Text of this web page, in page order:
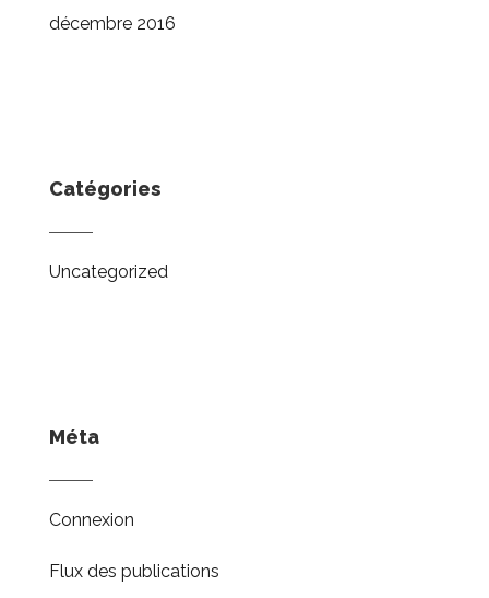
décembre 2016
Catégories
Uncategorized
Méta
Connexion
Flux des publications